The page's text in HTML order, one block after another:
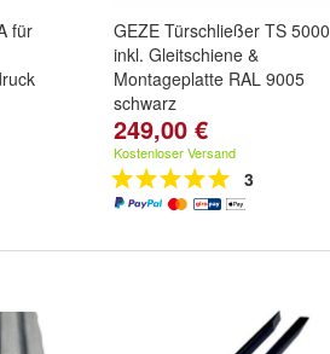
für
GEZE Türschließer TS 5000
inkl. Gleitschiene &
Montageplatte RAL 9005
schwarz
249,00 €
Kostenloser Versand
3